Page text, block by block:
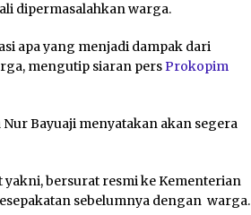
dipermasalahkan warga.
apa yang menjadi dampak dari
mengutip siaran persProkopim
Bayuaji menyatakan akan segera
yakni, bersurat resmi ke Kementerian
sebelumnya dengan warga.